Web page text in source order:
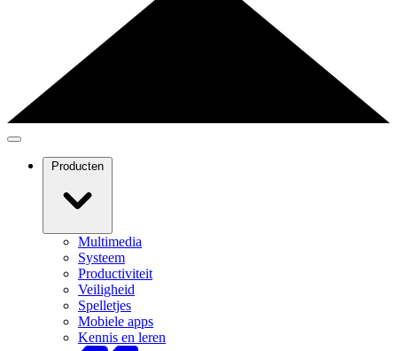
Producten
Multimedia
Systeem
Productiviteit
Veiligheid
Spelletjes
Mobiele apps
Kennis en leren